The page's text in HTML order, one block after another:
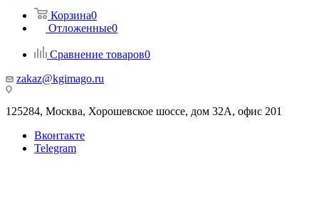
Корзина0
Отложенные0
Сравнение товаров0
zakaz@kgimago.ru
125284, Москва, Хорошевское шоссе, дом 32А, офис 201
Вконтакте
Telegram